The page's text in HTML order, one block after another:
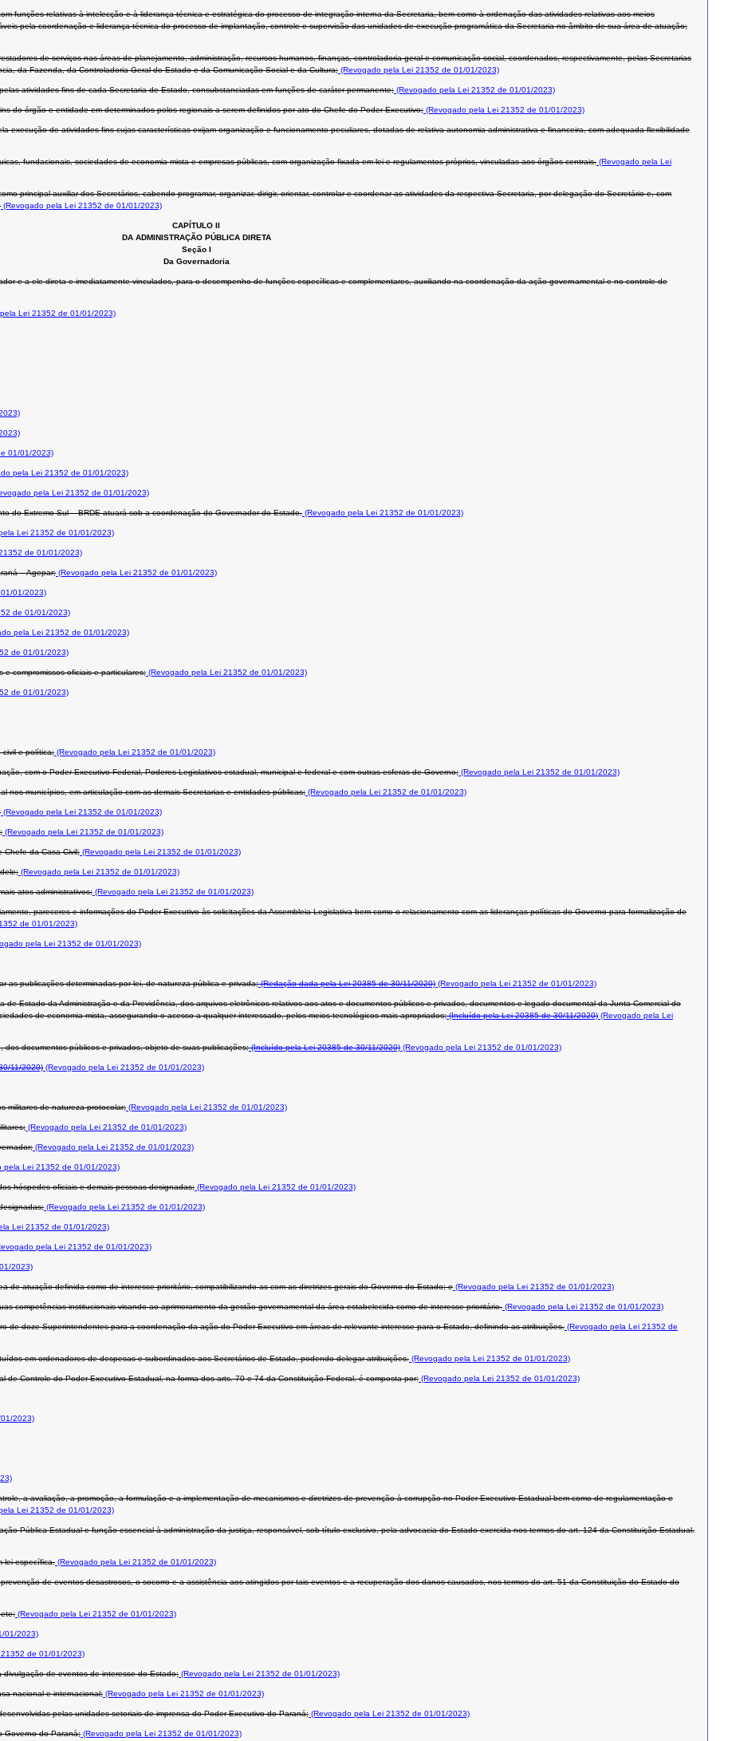
funções relativas à intelecção e à liderança técnica e estratégica do processo de integração interna da Secretaria, bem como à ordenação das atividades relativas aos meios
pela coordenação e liderança técnica do processo de implantação, controle e supervisão das unidades de execução programática da Secretaria no âmbito de sua área de atuação;
de serviços nas áreas de planejamento, administração, recursos humanos, finanças, controladoria geral e comunicação social, coordenados, respectivamente, pelas Secretarias
da Fazenda, da Controladoria-Geral do Estado e da Comunicação Social e da Cultura; (Revogado pela Lei 21352 de 01/01/2023)
atividades-fins de cada Secretaria de Estado, consubstanciadas em funções de caráter permanente; (Revogado pela Lei 21352 de 01/01/2023)
do órgão e entidade em determinados polos regionais a serem definidos por ato do Chefe do Poder Executivo; (Revogado pela Lei 21352 de 01/01/2023)
execução de atividades-fins cujas características exijam organização e funcionamento peculiares, dotadas de relativa autonomia administrativa e financeira, com adequada flexibilidade
fundacionais, sociedades de economia mista e empresas públicas, com organização fixada em lei e regulamentos próprios, vinculadas aos órgãos centrais. (Revogado pela Lei
principal auxiliar dos Secretários, cabendo programar, organizar, dirigir, orientar, controlar e coordenar as atividades da respectiva Secretaria, por delegação do Secretário e, com
(Revogado pela Lei 21352 de 01/01/2023)
CAPÍTULO II
DA ADMINISTRAÇÃO PÚBLICA DIRETA
Seção I
Da Governadoria
e a ele direta e imediatamente vinculados, para o desempenho de funções específicas e complementares, auxiliando na coordenação da ação governamental e no controle de
Lei 21352 de 01/01/2023)
01/01/2023)
pela Lei 21352 de 01/01/2023)
pela Lei 21352 de 01/01/2023)
do Extremo Sul – BRDE atuará sob a coordenação do Governador do Estado. (Revogado pela Lei 21352 de 01/01/2023)
Lei 21352 de 01/01/2023)
de 01/01/2023)
– Agepar; (Revogado pela Lei 21352 de 01/01/2023)
01/2023)
de 01/01/2023)
pela Lei 21352 de 01/01/2023)
de 01/01/2023)
compromissos oficiais e particulares; (Revogado pela Lei 21352 de 01/01/2023)
de 01/01/2023)
civil e política; (Revogado pela Lei 21352 de 01/01/2023)
com o Poder Executivo Federal, Poderes Legislativos estadual, municipal e federal e com outras esferas de Governo; (Revogado pela Lei 21352 de 01/01/2023)
municípios, em articulação com as demais Secretarias e entidades públicas; (Revogado pela Lei 21352 de 01/01/2023)
(Revogado pela Lei 21352 de 01/01/2023)
(Revogado pela Lei 21352 de 01/01/2023)
Chefe da Casa Civil; (Revogado pela Lei 21352 de 01/01/2023)
(Revogado pela Lei 21352 de 01/01/2023)
atos administrativos; (Revogado pela Lei 21352 de 01/01/2023)
pareceres e informações do Poder Executivo às solicitações da Assembleia Legislativa bem como o relacionamento com as lideranças políticas do Governo para formalização de
de 01/01/2023)
pela Lei 21352 de 01/01/2023)
as publicações determinadas por lei, de natureza pública e privada;(Redação dada pela Lei 20385 de 30/11/2020) (Revogado pela Lei 21352 de 01/01/2023)
Estado da Administração e da Previdência, dos arquivos eletrônicos relativos aos atos e documentos públicos e privados, documentos e legado documental da Junta Comercial do
de economia mista, assegurando o acesso a qualquer interessado, pelos meios tecnológicos mais apropriados;(Incluído pela Lei 20385 de 30/11/2020) (Revogado pela Lei
documentos públicos e privados, objeto de suas publicações;(Incluído pela Lei 20385 de 30/11/2020) (Revogado pela Lei 21352 de 01/01/2023)
11/2020) (Revogado pela Lei 21352 de 01/01/2023)
militares de natureza protocolar; (Revogado pela Lei 21352 de 01/01/2023)
(Revogado pela Lei 21352 de 01/01/2023)
(Revogado pela Lei 21352 de 01/01/2023)
pela Lei 21352 de 01/01/2023)
hóspedes oficiais e demais pessoas designadas; (Revogado pela Lei 21352 de 01/01/2023)
(Revogado pela Lei 21352 de 01/01/2023)
Lei 21352 de 01/01/2023)
pela Lei 21352 de 01/01/2023)
2023)
atuação definida como de interesse prioritário, compatibilizando-as com as diretrizes gerais do Governo do Estado; e (Revogado pela Lei 21352 de 01/01/2023)
competências institucionais visando ao aprimoramento da gestão governamental da área estabelecida como de interesse prioritário. (Revogado pela Lei 21352 de 01/01/2023)
de doze Superintendentes para a coordenação da ação do Poder Executivo em áreas de relevante interesse para o Estado, definindo as atribuições. (Revogado pela Lei 21352 de
em ordenadores de despesas e subordinados aos Secretários de Estado, podendo delegar atribuições. (Revogado pela Lei 21352 de 01/01/2023)
de Controle do Poder Executivo Estadual, na forma dos arts. 70 e 74 da Constituição Federal, é composta por: (Revogado pela Lei 21352 de 01/01/2023)
2023)
a avaliação, a promoção, a formulação e a implementação de mecanismos e diretrizes de prevenção à corrupção no Poder Executivo Estadual bem como de regulamentação e
Lei 21352 de 01/01/2023)
Pública Estadual e função essencial à administração da justiça, responsável, sob título exclusivo, pela advocacia do Estado exercida nos termos do art. 124 da Constituição Estadual.
lei específica. (Revogado pela Lei 21352 de 01/01/2023)
de eventos desastrosos, o socorro e a assistência aos atingidos por tais eventos e a recuperação dos danos causados, nos termos do art. 51 da Constituição do Estado do
(Revogado pela Lei 21352 de 01/01/2023)
01/2023)
de 01/01/2023)
de eventos de interesse do Estado; (Revogado pela Lei 21352 de 01/01/2023)
nacional e internacional; (Revogado pela Lei 21352 de 01/01/2023)
pelas unidades setoriais de imprensa do Poder Executivo do Paraná; (Revogado pela Lei 21352 de 01/01/2023)
Governo do Paraná; (Revogado pela Lei 21352 de 01/01/2023)